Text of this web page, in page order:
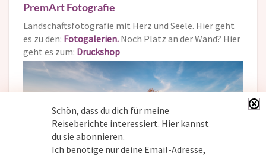
Schön, dass du dich für meine
Reiseberichte interessiert. Hier kannst
du sie abonnieren.
Ich benötige nur deine Email-Adresse,
PremArt Fotografie
Landschaftsfotografie mit Herz und Seele. Hier geht
es zu den: Fotogalerien. Noch Platz an der Wand? Hier
geht es zum: Druckshop